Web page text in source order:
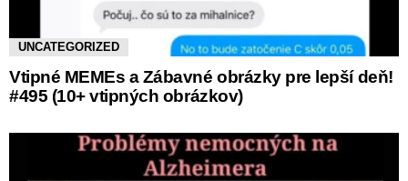
UNCATEGORIZED
Vtipné MEMEs a Zábavné obrázky pre lepší deň!
#495 (10+ vtipných obrázkov)